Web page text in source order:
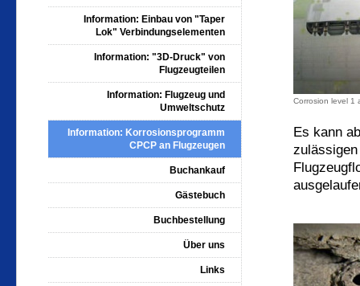
Corrosion level 1
Es kann
Information: Einbau von "Taper
Lok" Verbindungselementen
Information: "3D-Druck" von
Flugzeugteilen
Information: Flugzeug und
Umweltschutz
Information: Korrosionsprogramm
CPCP an Flugzeugen
Buchankauf
Gästebuch
Buchbestellung
Über uns
Links